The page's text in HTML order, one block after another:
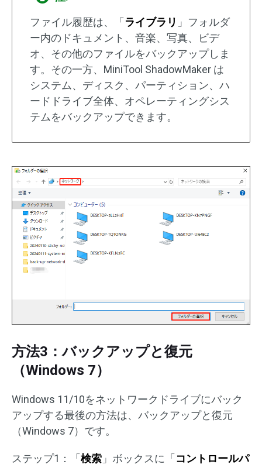
ファイル履歴は、「ライブラリ 」フォルダ
ー内のドキュメント、音楽、写真、ビデ
オ、その他のファイルをバックアップしま
す。その一方、MiniTool ShadowMaker は
システム、ディスク、パーティション、ハ
ードドライブ全体、オペレーティングシス
テムをバックアップできます。
方法3：バックアップと復元
（Windows 7）
Windows 11/10をネットワークドライブにバック
アップする最後の方法は、バックアップと復元
（Windows 7）です。
ステップ1：「 検索 」ボックスに「 コントロールパ